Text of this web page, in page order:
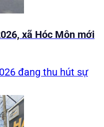
xã Hóc Môn mới
đang thu hút sự